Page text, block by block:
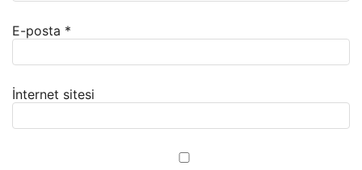
E-posta *
İnternet sitesi